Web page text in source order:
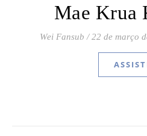
Mae Krua
Wei Fansub / 22 de março